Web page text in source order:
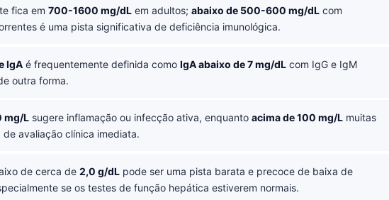
fica em 700-1600 mg/dL em adultos; abaixo de 500-600 mg/dL com
é uma pista significativa de deficiência imunológica.
IgA é frequentemente definida como IgA abaixo de 7 mg/dL com IgG e IgM
outra forma.
mg/L sugere inflamação ou infecção ativa, enquanto acima de 100 mg/L muitas
avaliação clínica imediata.
de cerca de 2,0 g/dL pode ser uma pista barata e precoce de baixa de
se os testes de função hepática estiverem normais.